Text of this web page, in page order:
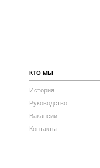
КТО МЫ
История
Руководство
Вакансии
Контакты